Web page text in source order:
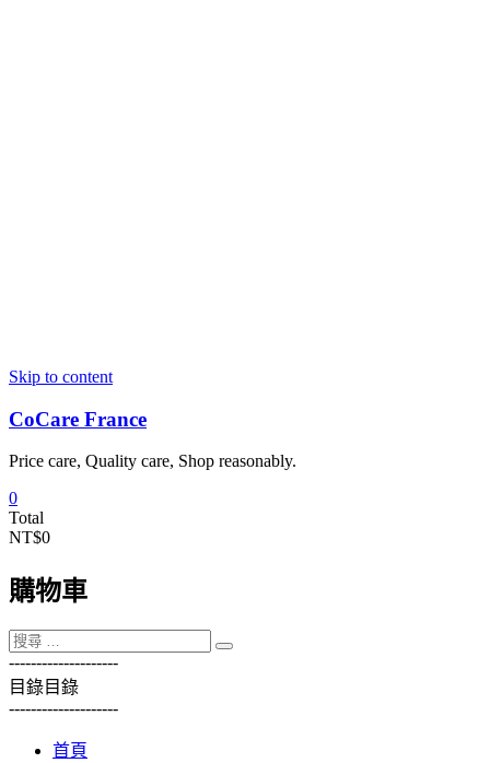
Skip to content
CoCare France
Price care, Quality care, Shop reasonably.
0
Total
NT$0
購物車
--------------------
目錄目錄
--------------------
首頁